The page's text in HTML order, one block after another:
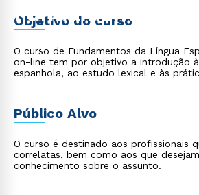
Fundamentos da
Espanhola
Objetivo do curso
O curso de Fundamentos da Língua
on-line tem por objetivo a introdução
espanhola, ao estudo lexical e às
Público Alvo
O curso é destinado aos profissionais
correlatas, bem como aos que
conhecimento sobre o assunto.